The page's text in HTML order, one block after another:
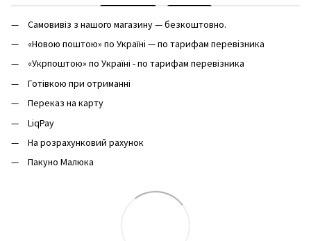
Самовивіз з нашого магазину — безкоштовно.
«Новою поштою» по Україні — по тарифам перевізника
«Укрпоштою» по Україні - по тарифам перевізника
Готівкою при отриманні
Переказ на карту
LiqPay
На розрахунковий рахунок
Пакуно Малюка